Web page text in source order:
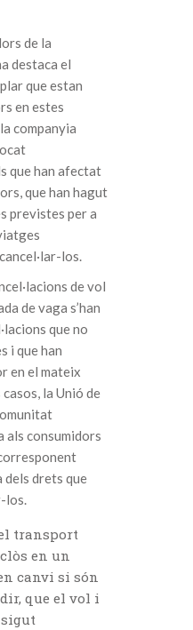
de la
destaca el
que estan
en estes
companyia
que han afectat
que han hagut
previstes per a
los.
de vol
de vaga s’han
que no
i que han
en el mateix
la Unió de
als consumidors
dels drets que
los.
transport
en un
canvi si són
que el vol i